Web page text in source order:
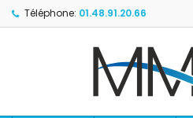
Téléphone: 01.48.91.20.66